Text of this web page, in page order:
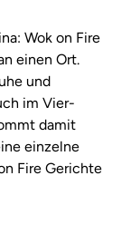
Wok on Fire
einen Ort.
und
im Vier-
damit
einzelne
Fire Gerichte